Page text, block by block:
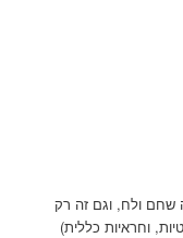
ולח, וגם זה רק
וחראיות כללית)